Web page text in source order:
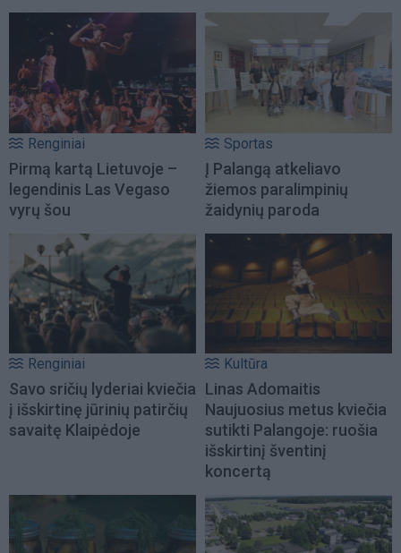
Renginiai
Pirmą kartą Lietuvoje –
legendinis Las Vegaso
vyrų šou
Sportas
Į Palangą atkeliavo
žiemos paralimpinių
žaidynių paroda
Renginiai
Savo sričių lyderiai kviečia
į išskirtinę jūrinių patirčių
savaitę Klaipėdoje
Kultūra
Linas Adomaitis
Naujuosius metus kviečia
sutikti Palangoje: ruošia
išskirtinį šventinį
koncertą